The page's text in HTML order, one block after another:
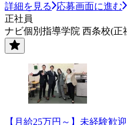
詳細を見る
応募画面に進む
正社員
ナビ個別指導学院 西条校(正
【月給25万円～】未経験歓